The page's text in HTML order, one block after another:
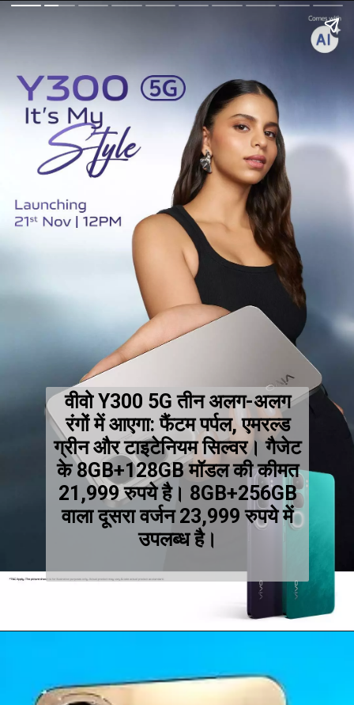
वीवो Y300 5G तीन अलग-अलग
रंगों में आएगा: फैंटम पर्पल, एमरल्ड
ग्रीन और टाइटेनियम सिल्वर। गैजेट
के 8GB+128GB मॉडल की कीमत
21,999 रुपये है। 8GB+256GB
वाला दूसरा वर्जन 23,999 रुपये में
उपलब्ध है।